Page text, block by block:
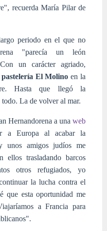
recuerda María Pilar de
periodo en el que no
"parecía un león
un carácter agriado,
pastelería El Molino en la
Hasta que llegó la
La de volver al mar.
Hernandorena a una web
a Europa al acabar la
unos amigos judíos me
ellos trasladando barcos
otros refugiados, yo
la lucha contra el
que esta oportunidad me
a Francia para